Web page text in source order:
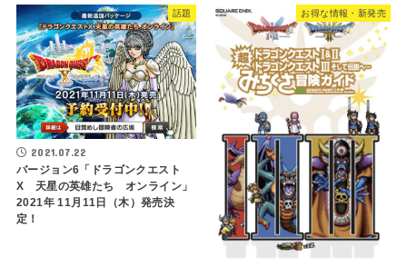
話題
2021.07.22
バージョン6「ドラゴンクエスト
X 天星の英雄たち オンライン」
2021年 11月11日（木）発売決
定！
お得な情報・新発売